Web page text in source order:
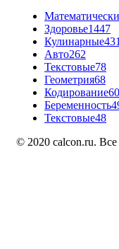
Здоровье1447
Кулинарные431
Авто262
Текстовые78
Геометрия68
Кодирование60
Беременность
Текстовые48
© 2020 calcon.ru.